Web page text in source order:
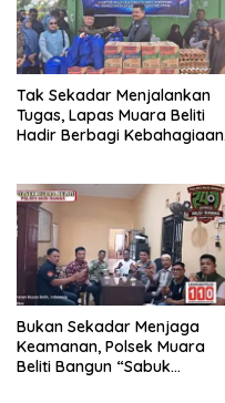
Tak Sekadar Menjalankan
Tugas, Lapas Muara Beliti
Hadir Berbagi Kebahagiaan
Bukan Sekadar Menjaga
Keamanan, Polsek Muara
Beliti Bangun “Sabuk